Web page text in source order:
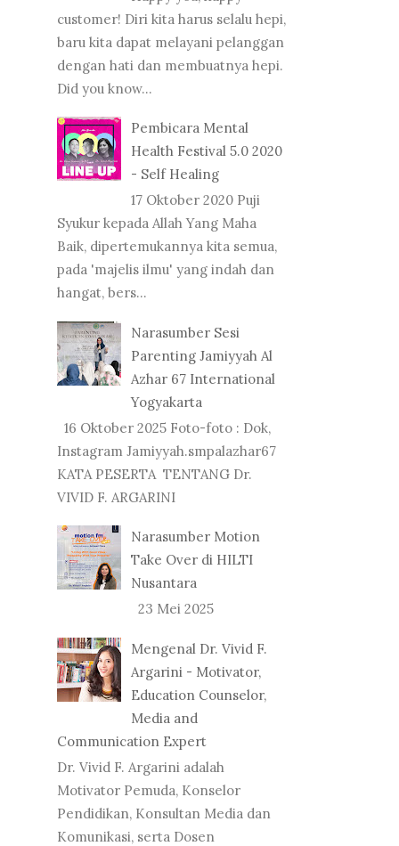
customer! Diri kita harus selalu hepi,
baru kita dapat melayani pelanggan
dengan hati dan membuatnya hepi.
Did you know...
Pembicara Mental
Health Festival 5.0 2020
- Self Healing
17 Oktober 2020 Puji
Syukur kepada Allah Yang Maha
Baik, dipertemukannya kita semua,
pada 'majelis ilmu' yang indah dan
hangat, bers...
Narasumber Sesi
Parenting Jamiyyah Al
Azhar 67 International
Yogyakarta
16 Oktober 2025 Foto-foto : Dok,
Instagram Jamiyyah.smpalazhar67
KATA PESERTA TENTANG Dr.
VIVID F. ARGARINI
Narasumber Motion
Take Over di HILTI
Nusantara
23 Mei 2025
Mengenal Dr. Vivid F.
Argarini - Motivator,
Education Counselor,
Media and
Communication Expert
Dr. Vivid F. Argarini adalah
Motivator Pemuda, Konselor
Pendidikan, Konsultan Media dan
Komunikasi, serta Dosen